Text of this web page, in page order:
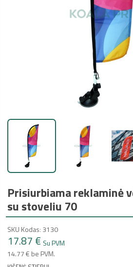
Prisiurbiama reklaminė
su stoveliu 70
SKU Kodas: 3130
17.87 € Su PVM
14.77 € be PVM.